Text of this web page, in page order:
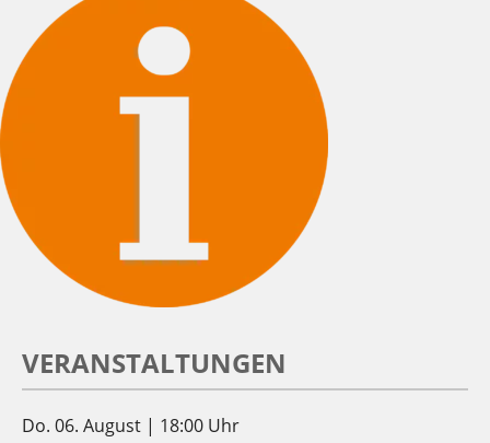
VERANSTALTUNGEN
Do. 06. August | 18:00 Uhr